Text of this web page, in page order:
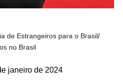
de Estrangeiros para o Brasil/
no Brasil
janeiro de 2024